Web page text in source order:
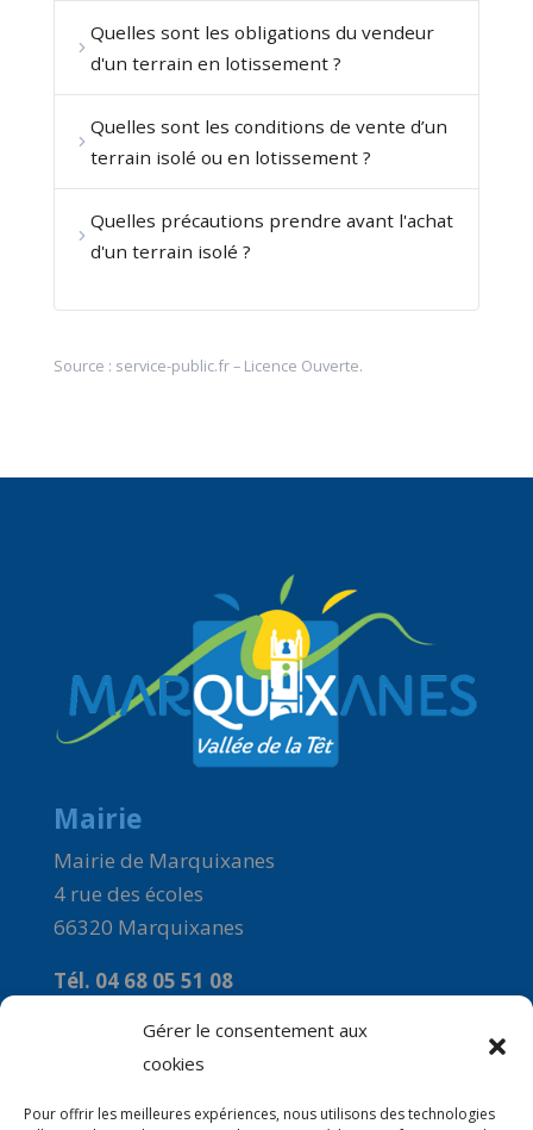
Gérer le consentement aux
cookies
Pour offrir les meilleures expériences, nous utilisons des technologies
Quelles sont les obligations du vendeur
d'un terrain en lotissement ?
Quelles sont les conditions de vente d’un
terrain isolé ou en lotissement ?
Quelles précautions prendre avant l'achat
d'un terrain isolé ?
Source : service-public.fr– Licence Ouverte.
Mairie
Mairie de Marquixanes
4 rue des écoles
66320 Marquixanes
Tél. 04 68 05 51 08
Horaires